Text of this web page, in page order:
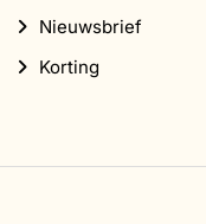
Nieuwsbrief
Korting